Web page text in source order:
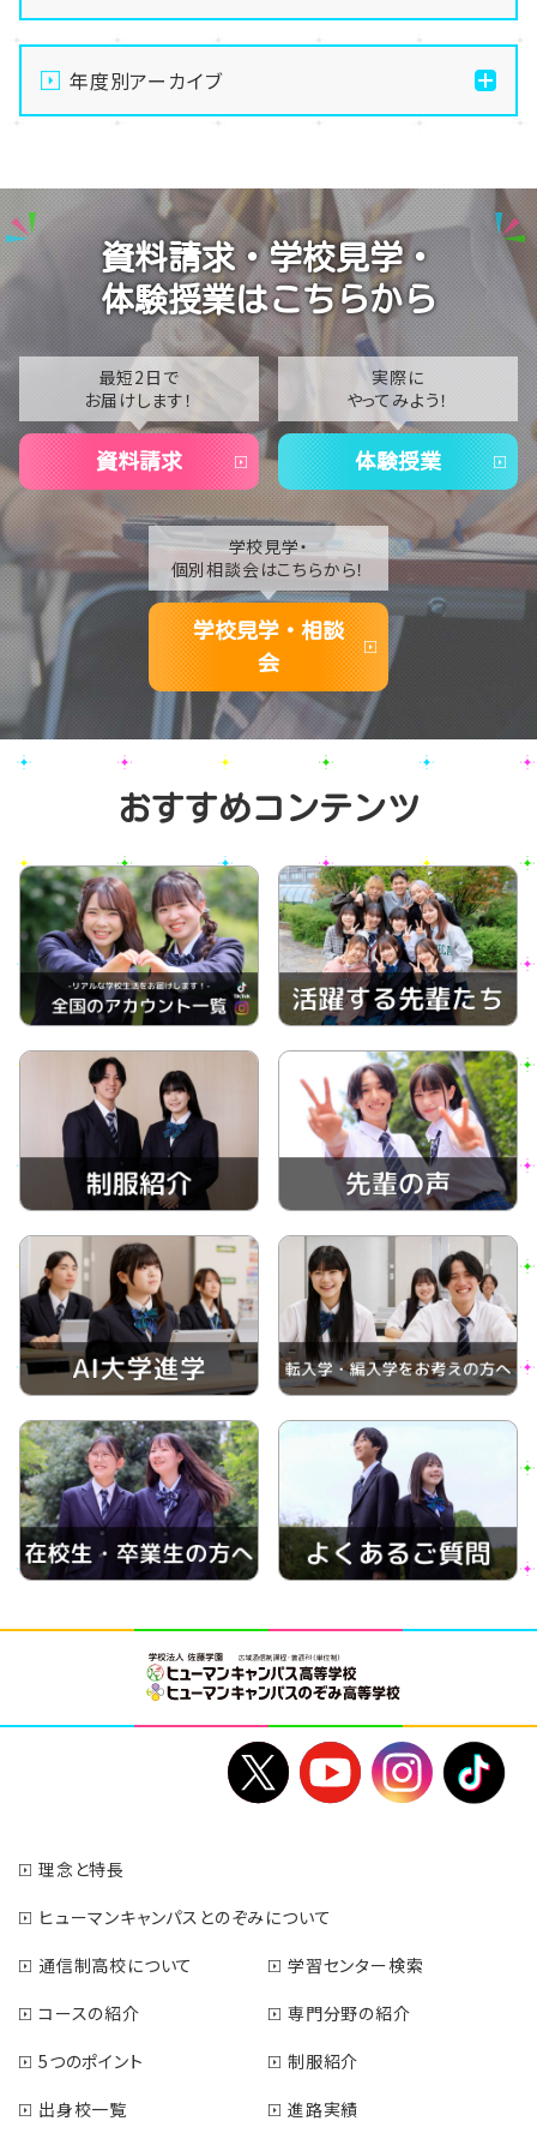
【札幌駅前】2027年度入試説明会が始まりました🌟
【札幌駅前】職業体験イベントU:meeets!!! イベント振
り返り☆
ート part4☆
【札幌駅前】8/19（水）中高生スポーツチャレンジカップ
Featuring Fortnite
【札幌駅前】職業体験イベントU:meeets!!! 参加レポ
ート part3☆
年度別アーカイブ
2025
2024
2023
2021
2020
資料請求・学校見学・
体験授業はこちらから
最短2日で
お届けします！
資料請求
実際に
やってみよう！
体験授業
学校見学・
個別相談会はこちらから！
学校見学・相談
会
おすすめコンテンツ
理念と特長
ヒューマンキャンパスとのぞみについて
通信制高校について
学習センター検索
コースの紹介
専門分野の紹介
5つのポイント
制服紹介
出身校一覧
進路実績